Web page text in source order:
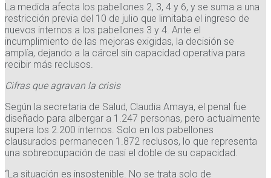
La medida afecta los pabellones 2, 3, 4 y 6, y se suma a una
restricción previa del 10 de julio que limitaba el ingreso de
nuevos internos a los pabellones 3 y 4. Ante el
incumplimiento de las mejoras exigidas, la decisión se
amplía, dejando a la cárcel sin capacidad operativa para
recibir más reclusos.
Cifras que agravan la crisis
Según la secretaria de Salud, Claudia Amaya, el penal fue
diseñado para albergar a 1.247 personas, pero actualmente
supera los 2.200 internos. Solo en los pabellones
clausurados permanecen 1.872 reclusos, lo que representa
una sobreocupación de casi el doble de su capacidad.
“La situación es insostenible. No se trata solo de